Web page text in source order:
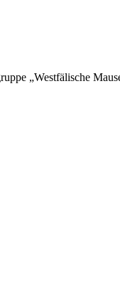
„Westfälische